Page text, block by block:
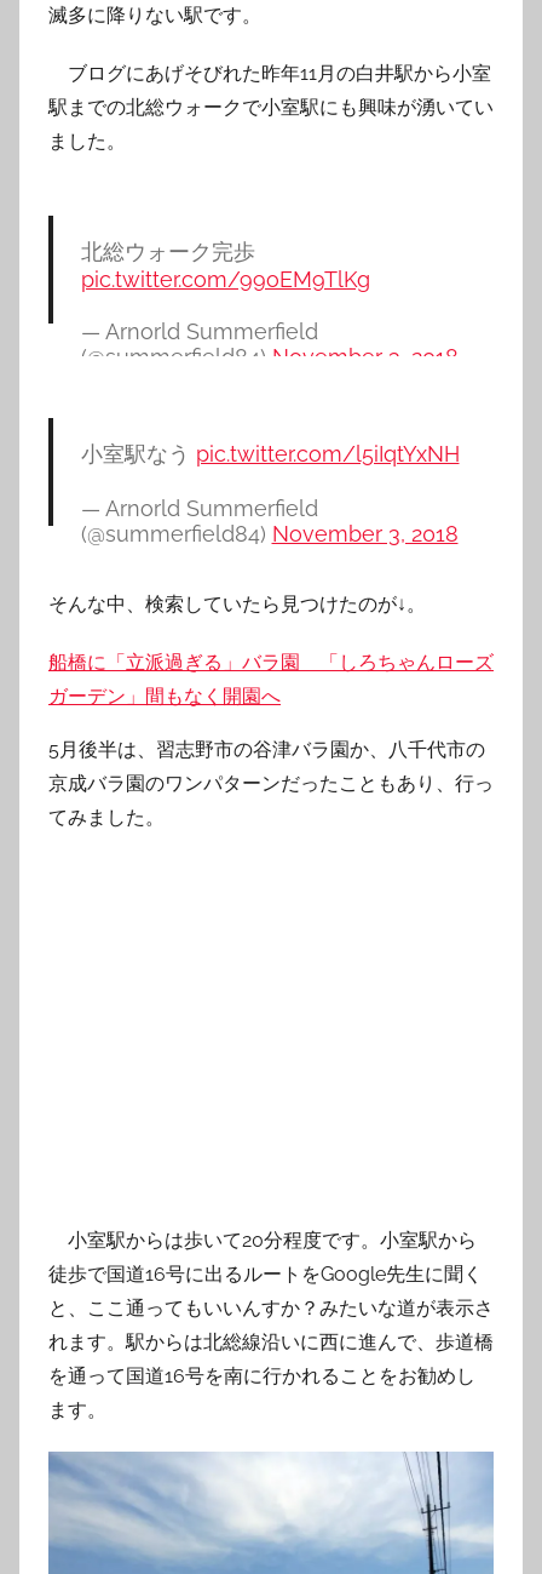
滅多に降りない駅です。
ブログにあげそびれた昨年11月の白井駅から小室
駅までの北総ウォークで小室駅にも興味が湧いてい
ました。
北総ウォーク完歩
pic.twitter.com/99oEM9TlKg
— Arnorld Summerfield
(@summerfield84) November 3, 2018
小室駅なう pic.twitter.com/l5iIqtYxNH
— Arnorld Summerfield
(@summerfield84) November 3, 2018
そんな中、検索していたら見つけたのが↓。
船橋に「立派過ぎる」バラ園 「しろちゃんローズ
ガーデン」間もなく開園へ
5月後半は、習志野市の谷津バラ園か、八千代市の
京成バラ園のワンパターンだったこともあり、行っ
てみました。
小室駅からは歩いて20分程度です。小室駅から
徒歩で国道16号に出るルートをGoogle先生に聞く
と、ここ通ってもいいんすか？みたいな道が表示さ
れます。駅からは北総線沿いに西に進んで、歩道橋
を通って国道16号を南に行かれることをお勧めし
ます。